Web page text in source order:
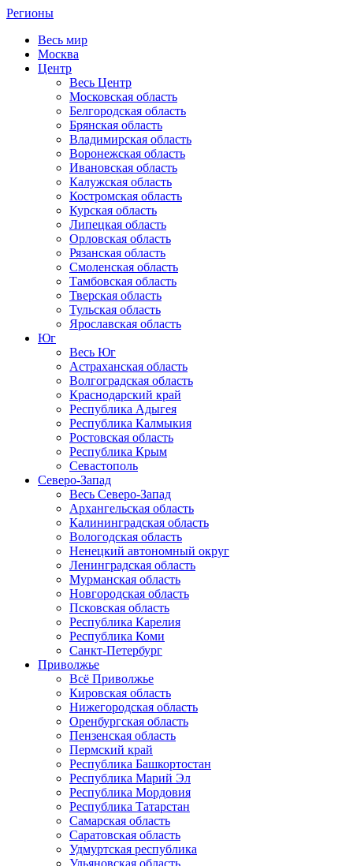
Регионы
Весь мир
Москва
Центр
Весь Центр
Московская область
Белгородская область
Брянская область
Владимирская область
Воронежская область
Ивановская область
Калужская область
Костромская область
Курская область
Липецкая область
Орловская область
Рязанская область
Смоленская область
Тамбовская область
Тверская область
Тульская область
Ярославская область
Юг
Весь Юг
Астраханская область
Волгоградская область
Краснодарский край
Республика Адыгея
Республика Калмыкия
Ростовская область
Республика Крым
Севастополь
Северо-Запад
Весь Северо-Запад
Архангельская область
Калининградская область
Вологодская область
Ненецкий автономный округ
Ленинградская область
Мурманская область
Новгородская область
Псковская область
Республика Карелия
Республика Коми
Санкт-Петербург
Приволжье
Всё Приволжье
Кировская область
Нижегородская область
Оренбургская область
Пензенская область
Пермский край
Республика Башкортостан
Республика Марий Эл
Республика Мордовия
Республика Татарстан
Самарская область
Саратовская область
Удмуртская республика
Ульяновская область